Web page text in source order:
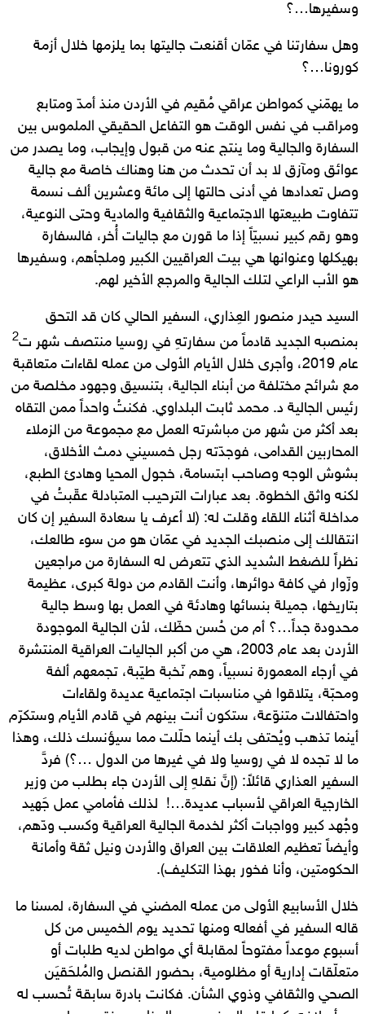
وسفيرها…؟
وهل سفارتنا في عمّان أقنعت جاليتها بما يلزمها خلال أزمة
كورونا…؟
ما يهمّني كمواطن عراقي مُقيم في الأردن منذ أمدّ ومتابع
ومراقب في نفس الوقت هو التفاعل الحقيقي الملموس بين
السفارة والجالية وما ينتج عنه من قبول وإيجاب، وما يصدر من
عوائق ومآزق لا بد أن تحدث من هنا وهناك خاصة مع جالية
وصل تعدادها في أدنى حالتها إلى مائة وعشرين ألف نسمة
تتفاوت طبيعتها الاجتماعية والثقافية والمادية وحتى النوعية،
وهو رقم كبير نسبيّاً إذا ما قورن مع جاليات أُخر، فالسفارة
بهيكلها وعنوانها هي بيت العراقيين الكبير وملجأهم، وسفيرها
هو الأب الراعي لتلك الجالية والمرجع الأخير لهم.
السيد حيدر منصور العِذاري، السفير الحالي كان قد التحق
بمنصبه الجديد قادماً من سفارتهِ في روسيا منتصف شهر ت2
عام 2019، وأجرى خلال الأيام الأولى من عمله لقاءات متعاقبة
مع شرائح مختلفة من أبناء الجالية، بتنسيق وجهود مخلصة من
رئيس الجالية د. محمد ثابت البلداوي. فكنتُ واحداً ممن التقاه
بعد أكثر من شهر من مباشرته العمل مع مجموعة من الزملاء
المحاربين القدامى، فوجدّته رجل خمسيني دمث الأخلاق،
بشوش الوجه وصاحب ابتسامة، خجول المحيا وهادئ الطبع،
لكنه واثق الخطوة. بعد عبارات الترحيب المتبادلة عقّبتُ في
مداخلة أثناء اللقاء وقلت له: (لا أعرف يا سعادة السفير إن كان
انتقالك إلى منصبك الجديد في عمّان هو من سوء طالعك،
نظراً للضغط الشديد الذي تتعرض له السفارة من مراجعين
وزّوار في كافة دوائرها، وأنت القادم من دولة كبرى، عظيمة
بتاريخها، جميلة بنسائها وهادئة في العمل بها وسط جالية
محدودة جداً…؟ أم من حُسن حظّك، لأن الجالية الموجودة
الأردن بعد عام 2003، هي من أكبر الجاليات العراقية المنتشرة
في أرجاء المعمورة نسبياً، وهم نّخبة طيّبة، تجمعهم ألفة
ومحبّة، يتلاقوا في مناسبات اجتماعية عديدة ولقاءات
واحتفالات متنوّعة، ستكون أنت بينهم في قادم الأيام وستكرّم
أينما تذهب ويُحتفى بك أينما حلّلت مما سيؤنسك ذلك، وهذا
ما لا تجده لا في روسيا ولا في غيرها من الدول …؟) فردَّ
السفير العذاري قائلاً: (إنَّ نقلهِ إلى الأردن جاء بطلب من وزير
الخارجية العراقي لأسباب عديدة…! لذلك فأمامي عمل جَهيد
وجُهد كبير وواجبات أكثر لخدمة الجالية العراقية وكسب ودّهم،
وأيضاً تعظيم العلاقات بين العراق والأردن ونيل ثقة وأمانة
الحكومتين، وأنا فخور بهذا التكليف).
خلال الأسابيع الأولى من عمله المضني في السفارة، لمسنا ما
قاله السفير في أفعاله ومنها تحديد يوم الخميس من كل
أسبوع موعداً مفتوحاً لمقابلة أي مواطن لديه طلبات أو
متعلّقات إدارية أو مظلومية، بحضور القنصل والمُلحَقيَن
الصحي والثقافي وذوي الشأن. فكانت بادرة سابقة تُحسب له